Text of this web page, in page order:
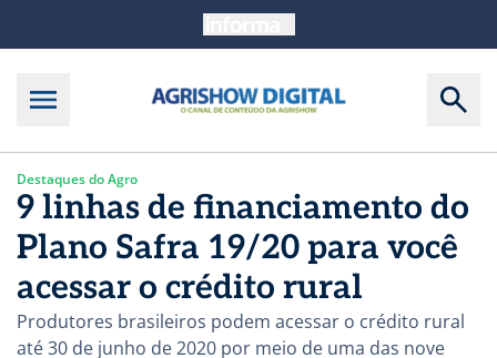
Destaques do Agro
9 linhas de financiamento do
Plano Safra 19/20 para você
acessar o crédito rural
Produtores brasileiros podem acessar o crédito rural
até 30 de junho de 2020 por meio de uma das nove